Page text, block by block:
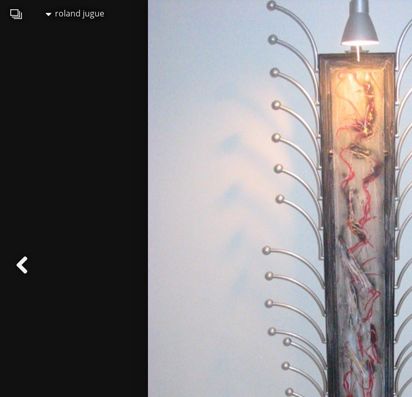
roland jugue